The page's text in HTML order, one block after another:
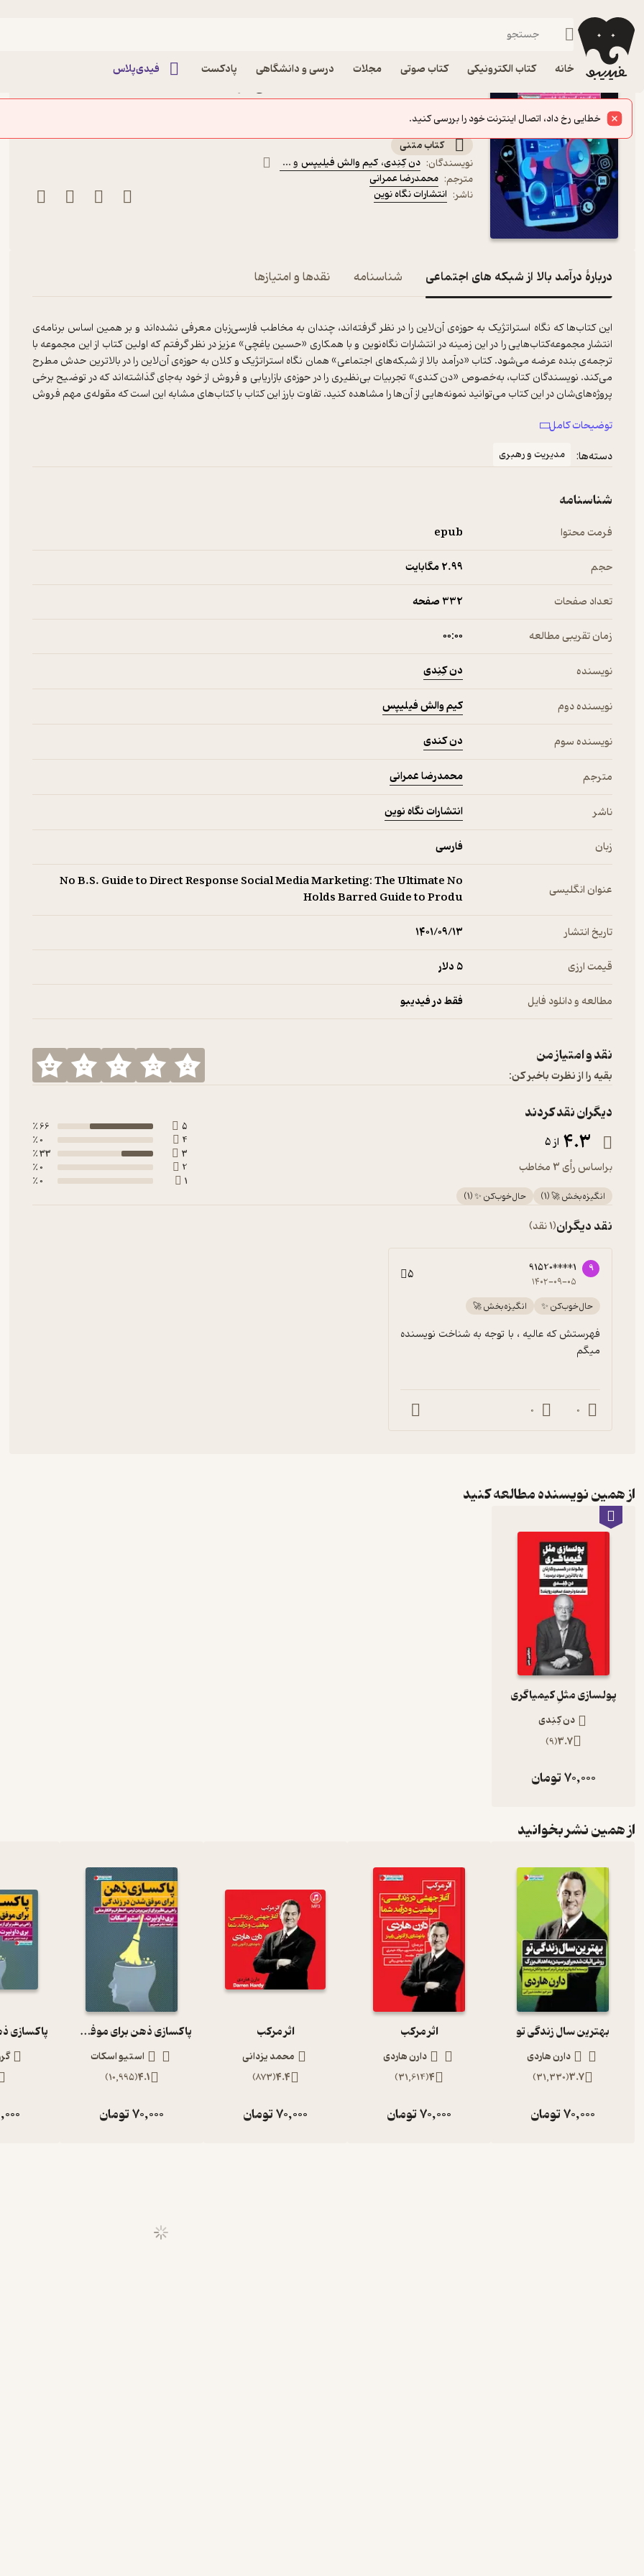
خانه کتاب الکترونیکی کتاب صوتی مجلات درسی و دانشگاهی پادکست فیدی‌پلاس
فیدیبو کتاب الکترونیکی
نشر انتشارات نگاه نوین
اصول مهم بازاریابی دیجیتال
کتاب متنی
نویسندگان: دن کِنِدی، کیم والش فیلیپس و ...
مترجم: محمدرضا عمرانی
ناشر: انتشارات نگاه نوین
دربارۀ درآمد بالا از شبکه های اجتماعی شناسنامه نقدها و امتیازها
این کتاب‌ها که نگاه استراتژیک به حوزه‌ی آن‌لاین را در نظر گرفته‌اند، چندان به مخاطب فارسی‌زبان معرفی نشده‌اند و بر همین اساس برنامه‌ی
انتشار مجموعه‌کتاب‌هایی را در این زمینه در انتشارات نگاه‌نوین و با همکاری «حسین یاغچی» عزیز در نظر گرفتم که اولین کتاب از این مجموعه با
ترجمه‌ی بنده عرضه می‌شود. کتاب «درآمد بالا از شبکه‌های اجتماعی» همان نگاه استراتژیک و کلان به حوزه‌ی آن‌لاین را در بالاترین حدش مطرح
می‌کند. نویسندگان کتاب، به‌خصوص «دن کندی» تجربیات بی‌نظیری را در حوزه‌ی بازاریابی و فروش از خود به‌جای گذاشته‌اند که در توضیح برخی
پروژه‌های‌شان در این کتاب می‌توانید نمونه‌هایی از آن‌ها را مشاهده کنید. تفاوت بارز این کتاب با کتاب‌های مشابه این است که مقوله‌ی مهم فروش
شکل پررنگی پی گرفته است. نویسندگان این کتاب می‌گویند که می‌توانید هزاران‌هزار لایک و کامنت در اکانت شبکه‌ی اجتماعی خود بگیرید، ولی
فضای مجازی و رسانه‌های اجتماعی را تجربه کنید، این کتاب، راه‌حل اول‌تان خواهد بود. کتاب «درآمد بالا از شبکه‌های اجتماعی» را بخوانید و
توضیحات کامل
دسته‌ها:
مدیریت و رهبری
شناسنامه
فرمت محتوا epub
حجم 2.۹۹ مگابایت
تعداد صفحات 332 صفحه
زمان تقریبی مطالعه ۰۰:۰۰
نویسنده دن کِنِدی
نویسنده دوم کیم والش فیلیپس
نویسنده سوم دن کندی
مترجم محمدرضا عمرانی
ناشر انتشارات نگاه نوین
زبان فارسی
عنوان انگلیسی
No B.S. Guide to Direct Response Social Media Marketing: The Ultimate No
Holds Barred Guide to Produ
تاریخ انتشار ۱۴۰۱/۰۹/۱۳
قیمت ارزی 5 دلار
مطالعه و دانلود فایل فقط در فیدیبو
نقد و امتیاز من
بقیه را از نظرت باخبر کن:
دیگران نقد کردند
4.3 از 5
براساس رأی 3 مخاطب
انگیزه‌بخش 🚀(
1
) حال‌خوب‌کن ✨(
1
)
5
66 ٪
4
0 ٪
3
33 ٪
2
0 ٪
1
0 ٪
نقد دیگران(1 نقد)
9
91520****1
۱۴۰۲-۰۹-۰۵ 5
حال‌خوب‌کن ✨ انگیزه‌بخش 🚀
میگم
0
0
از همین نویسنده مطالعه کنید
پولسازی مثلِ کیمیاگری
دن کِنِدی
3.7
(
9
)
70,000تومان
از همین نشر بخوانید
‫بهترین سال زندگی تو
دارن هاردی
3.7
(
31,330
)
70,000تومان
اثر مرکب
دارن هاردی
4
(
31,614
)
70,000تومان
اثر مرکب
محمد یزدانی
4.4
(
873
)
70,000تومان
پاکسازی ذهن برای موفق شدن در زندگی
استیو اسکات
4.1
(
10,995
)
70,000تومان